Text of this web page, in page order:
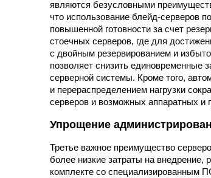
являются безусловными
что использование блейд-серверов
повышенной готовности за счет
стоечных серверов, где для
с двойным резервированием и
позволяет снизить единовременные
серверной системы. Кроме того,
и перераспределением нагрузки
серверов и возможных аппаратных и
Упрощение
Третье важное преимущество
более низкие затраты на
комплекте со специализированным